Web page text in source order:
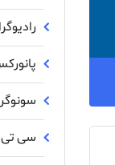
سی تی